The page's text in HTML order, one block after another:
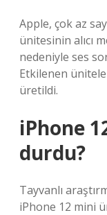
Apple, çok az
ünitesinin alıcı
nedeniyle ses
Etkilenen
üretildi.
iPhone
durdu?
Tayvanlı
iPhone 12 mini